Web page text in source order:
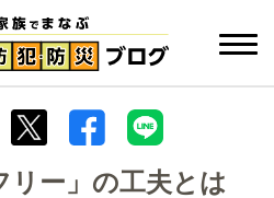
リー」の工夫とは